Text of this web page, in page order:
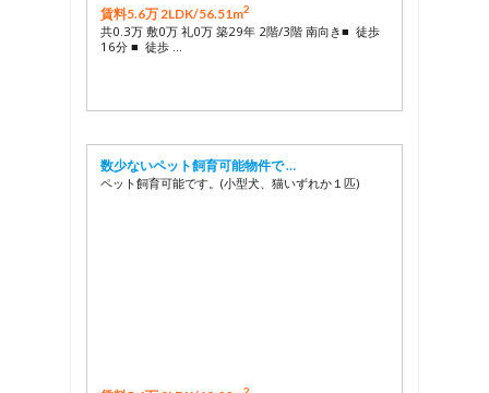
賃料5.6万 2LDK/56.51m2
共0.3万 敷0万 礼0万 築29年 2階/3階 南向き■ 徒歩
16分 ■ 徒歩 …
数少ないペット飼育可能物件で …
ペット飼育可能です。(小型犬、猫いずれか１匹)